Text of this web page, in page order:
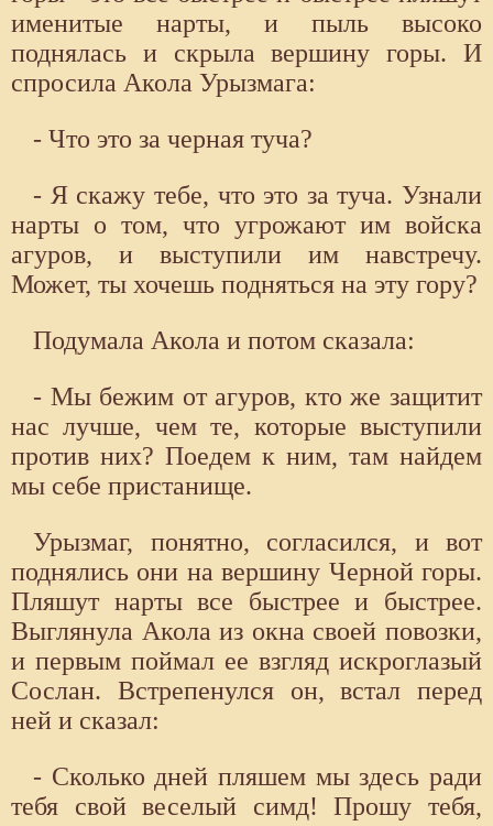
именитые нарты, и пыль высоко
поднялась и скрыла вершину горы. И
спросила Акола Урызмага:
- Что это за черная туча?
- Я скажу тебе, что это за туча. Узнали
нарты о том, что угрожают им войска
агуров, и выступили им навстречу.
Может, ты хочешь подняться на эту гору?
Подумала Акола и потом сказала:
- Мы бежим от агуров, кто же защитит
нас лучше, чем те, которые выступили
против них? Поедем к ним, там найдем
мы себе пристанище.
Урызмаг, понятно, согласился, и вот
поднялись они на вершину Черной горы.
Пляшут нарты все быстрее и быстрее.
Выглянула Акола из окна своей повозки,
и первым поймал ее взгляд искроглазый
Сослан. Встрепенулся он, встал перед
ней и сказал:
- Сколько дней пляшем мы здесь ради
тебя свой веселый симд! Прошу тебя,